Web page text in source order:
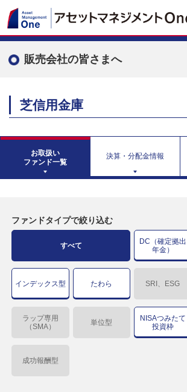
販売会社の皆さまへ
芝信用金庫
お取扱い
ファンド一覧
決算・分配金情報
ファンドタイプで絞り込む
すべて
DC（確定拠出
年金）
インデックス型 たわら SRI、ESG
ラップ専用
（SMA）
単位型
NISAつみたて
投資枠
成功報酬型